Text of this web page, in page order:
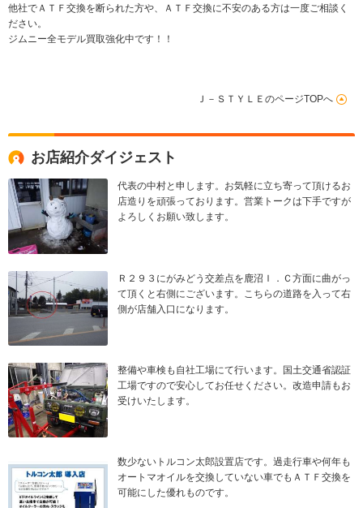
他社でＡＴＦ交換を断られた方や、ＡＴＦ交換に不安のある方は一度ご相談く
ださい。
ジムニー全モデル買取強化中です！！
Ｊ－ＳＴＹＬＥのページTOPへ
お店紹介ダイジェスト
代表の中村と申します。お気軽に立ち寄って頂けるお
店造りを頑張っております。営業トークは下手ですが
よろしくお願い致します。
Ｒ２９３にがみどう交差点を鹿沼Ｉ．Ｃ方面に曲がっ
て頂くと右側にございます。こちらの道路を入って右
側が店舗入口になります。
整備や車検も自社工場にて行います。国土交通省認証
工場ですので安心してお任せください。改造申請もお
受けいたします。
数少ないトルコン太郎設置店です。過走行車や何年も
オートマオイルを交換していない車でもＡＴＦ交換を
可能にした優れものです。